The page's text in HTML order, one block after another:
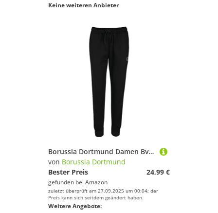
Keine weiteren Anbieter
Borussia Dortmund Damen Bvb Jogginghose Für Frauen Trainingshose, Schwarz, S Lang EU
von Borussia Dortmund
Bester Preis
24,99 €
gefunden bei Amazon
zuletzt überprüft am 27.09.2025 um 00:04; der
Preis kann sich seitdem geändert haben.
Weitere Angebote: